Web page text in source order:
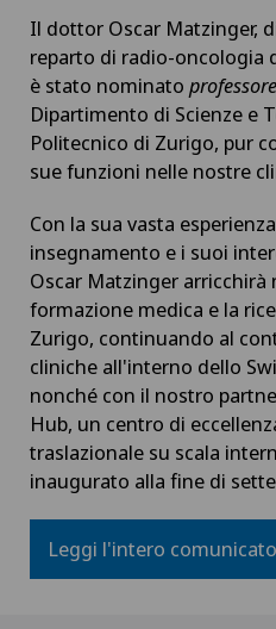
Il dottor Oscar Matzinger,
reparto di radio-oncologia
è stato nominato
Dipartimento di Scienze e
Politecnico di Zurigo, pur
sue funzioni nelle nostre
Con la sua vasta
insegnamento e i suoi
Oscar Matzinger
formazione medica e la
Zurigo, continuando al
cliniche all'interno dello
nonché con il nostro
Hub, un centro di
traslazionale su scala
inaugurato alla fine di
Leggi l'intero